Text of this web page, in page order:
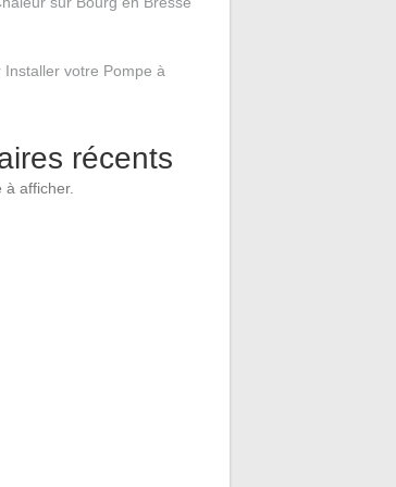
Installer votre Pompe à
récents
afficher.